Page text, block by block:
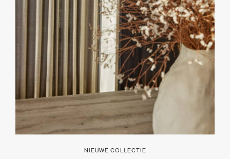
NIEUWE COLLECTIE